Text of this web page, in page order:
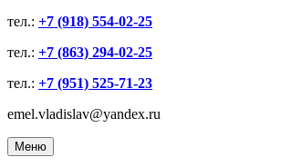
тел.: +7 (918) 554-02-25
тел.: +7 (863) 294-02-25
тел.: +7 (951) 525-71-23
emel.vladislav@yandex.ru
Меню